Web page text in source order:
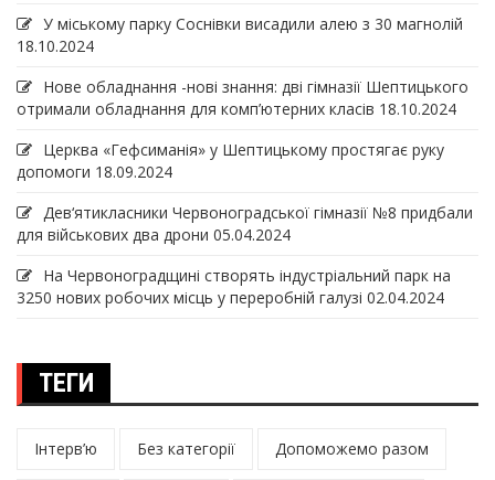
У міському парку Соснівки висадили алею з 30 магнолій
18.10.2024
Нове обладнання -нові знання: дві гімназії Шептицького
отримали обладнання для комп’ютерних класів 18.10.2024
Церква «Гефсиманія» у Шептицькому простягає руку
допомоги 18.09.2024
Дев‘ятикласники Червоноградської гімназії №8 придбали
для військових два дрони 05.04.2024
На Червоноградщині створять індустріальний парк на
3250 нових робочих місць у переробній галузі 02.04.2024
ТЕГИ
Інтерв’ю Без категорії Допоможемо разом